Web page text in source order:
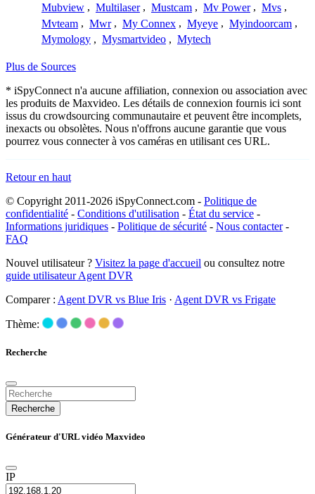
Mubview , Multilaser , Mustcam , Mv Power , Mvs ,
Mvteam , Mwr , My Connex , Myeye , Myindoorcam ,
Mymology , Mysmartvideo , Mytech
Plus de Sources
* iSpyConnect n'a aucune affiliation, connexion ou association avec
les produits de Maxvideo. Les détails de connexion fournis ici sont
issus du crowdsourcing communautaire et peuvent être incomplets,
inexacts ou obsolètes. Nous n'offrons aucune garantie que vous
pourrez vous connecter à vos caméras en utilisant ces URL.
Retour en haut
© Copyright 2011-2026 iSpyConnect.com - Politique de
confidentialité - Conditions d'utilisation - État du service -
Informations juridiques - Politique de sécurité - Nous contacter-
FAQ
Nouvel utilisateur ? Visitez la page d'accueil ou consultez notre
guide utilisateur Agent DVR
Comparer : Agent DVR vs Blue Iris · Agent DVR vs Frigate
Thème:
Recherche
Recherche
Générateur d'URL vidéo Maxvideo
IP